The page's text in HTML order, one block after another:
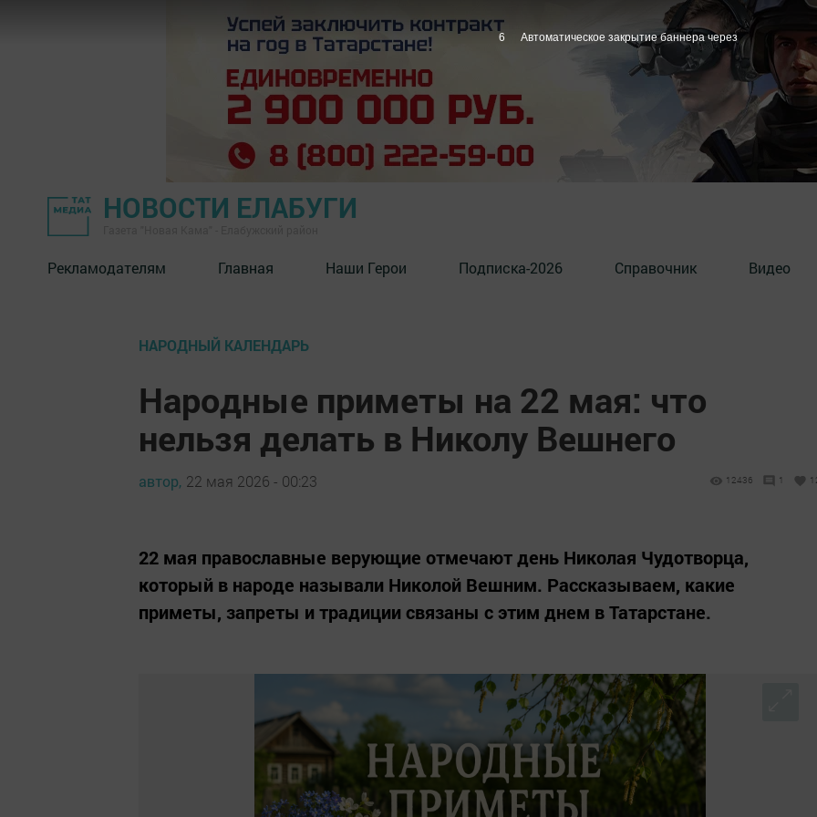
НОВОСТИ ЕЛАБУГИ
Рекламодателям Главная Наши Герои Подписка-2026 Справочник Видео
НАРОДНЫЙ КАЛЕНДАРЬ
Народные приметы на 22 мая: что
нельзя делать в Николу Вешнего
автор, 22 мая 2026 - 00:23 12436 1
22 мая православные верующие отмечают день Николая Чудотворца,
который в народе называли Николой Вешним. Рассказываем, какие
приметы, запреты и традиции связаны с этим днем в Татарстане.
5 Автоматическое закрытие баннера через